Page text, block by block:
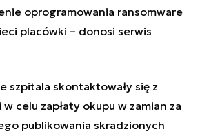
oprogramowania ransomware
placówki – donosi serwis
szpitala skontaktowały się z
celu zapłaty okupu w zamian za
publikowania skradzionych